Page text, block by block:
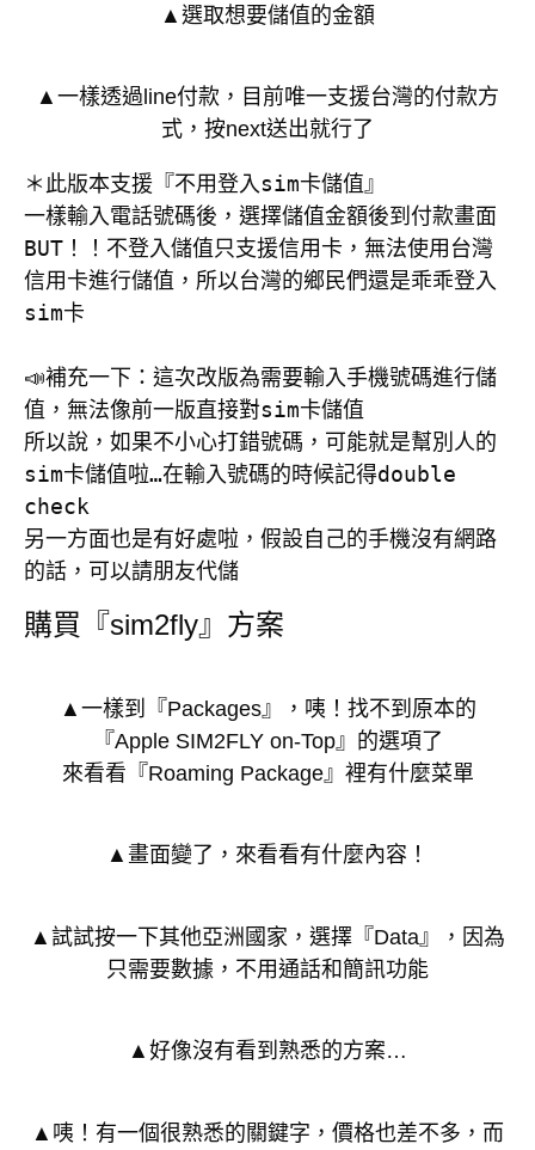
▲選取想要儲值的金額
▲一樣透過line付款，目前唯一支援台灣的付款方
式，按next送出就行了
＊此版本支援『不用登入sim卡儲值』
一樣輸入電話號碼後，選擇儲值金額後到付款畫面
BUT！！不登入儲值只支援信用卡，無法使用台灣
信用卡進行儲值，所以台灣的鄉民們還是乖乖登入
sim卡
📣補充一下：這次改版為需要輸入手機號碼進行儲
值，無法像前一版直接對sim卡儲值
所以說，如果不小心打錯號碼，可能就是幫別人的
sim卡儲值啦…在輸入號碼的時候記得double
check
另一方面也是有好處啦，假設自己的手機沒有網路
的話，可以請朋友代儲
購買『sim2fly』方案
▲一樣到『Packages』，咦！找不到原本的
『Apple SIM2FLY on-Top』的選項了
來看看『Roaming Package』裡有什麼菜單
▲畫面變了，來看看有什麼內容！
▲試試按一下其他亞洲國家，選擇『Data』，因為
只需要數據，不用通話和簡訊功能
▲好像沒有看到熟悉的方案…
▲咦！有一個很熟悉的關鍵字，價格也差不多，而